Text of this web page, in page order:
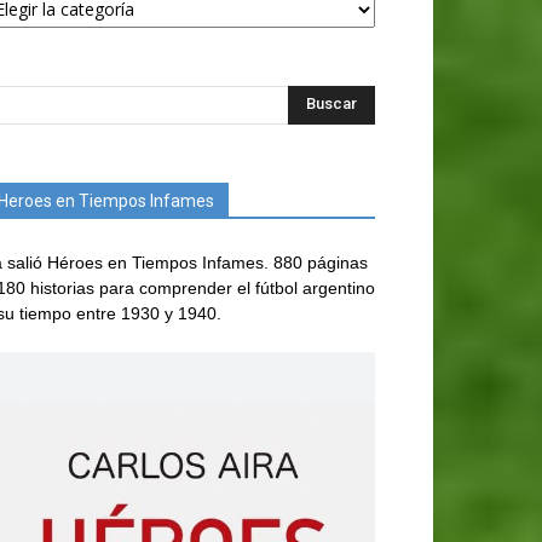
Heroes en Tiempos Infames
salió Héroes en Tiempos Infames. 880 páginas
historias para comprender el fútbol argentino
tiempo entre 1930 y 1940.